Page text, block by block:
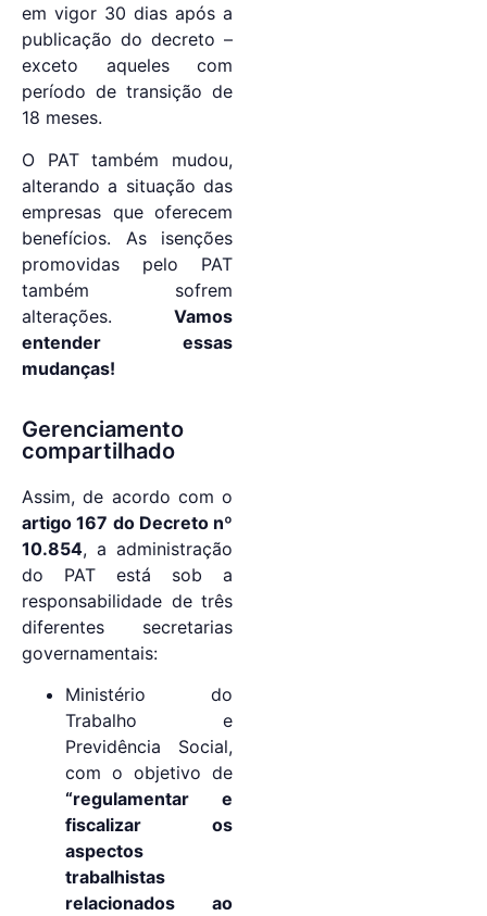
em vigor 30 dias após a
publicação do decreto –
exceto aqueles com
período de transição de
18 meses.
O PAT também mudou,
alterando a situação das
empresas que oferecem
benefícios. As isenções
promovidas pelo PAT
também sofrem
alterações. Vamos
entender essas
mudanças!
Gerenciamento
compartilhado
Assim, de acordo com o
artigo 167 do Decreto nº
10.854, a administração
do PAT está sob a
responsabilidade de três
diferentes secretarias
governamentais:
Ministério do
Trabalho e
Previdência Social,
com o objetivo de
“regulamentar e
fiscalizar os
aspectos
trabalhistas
relacionados ao